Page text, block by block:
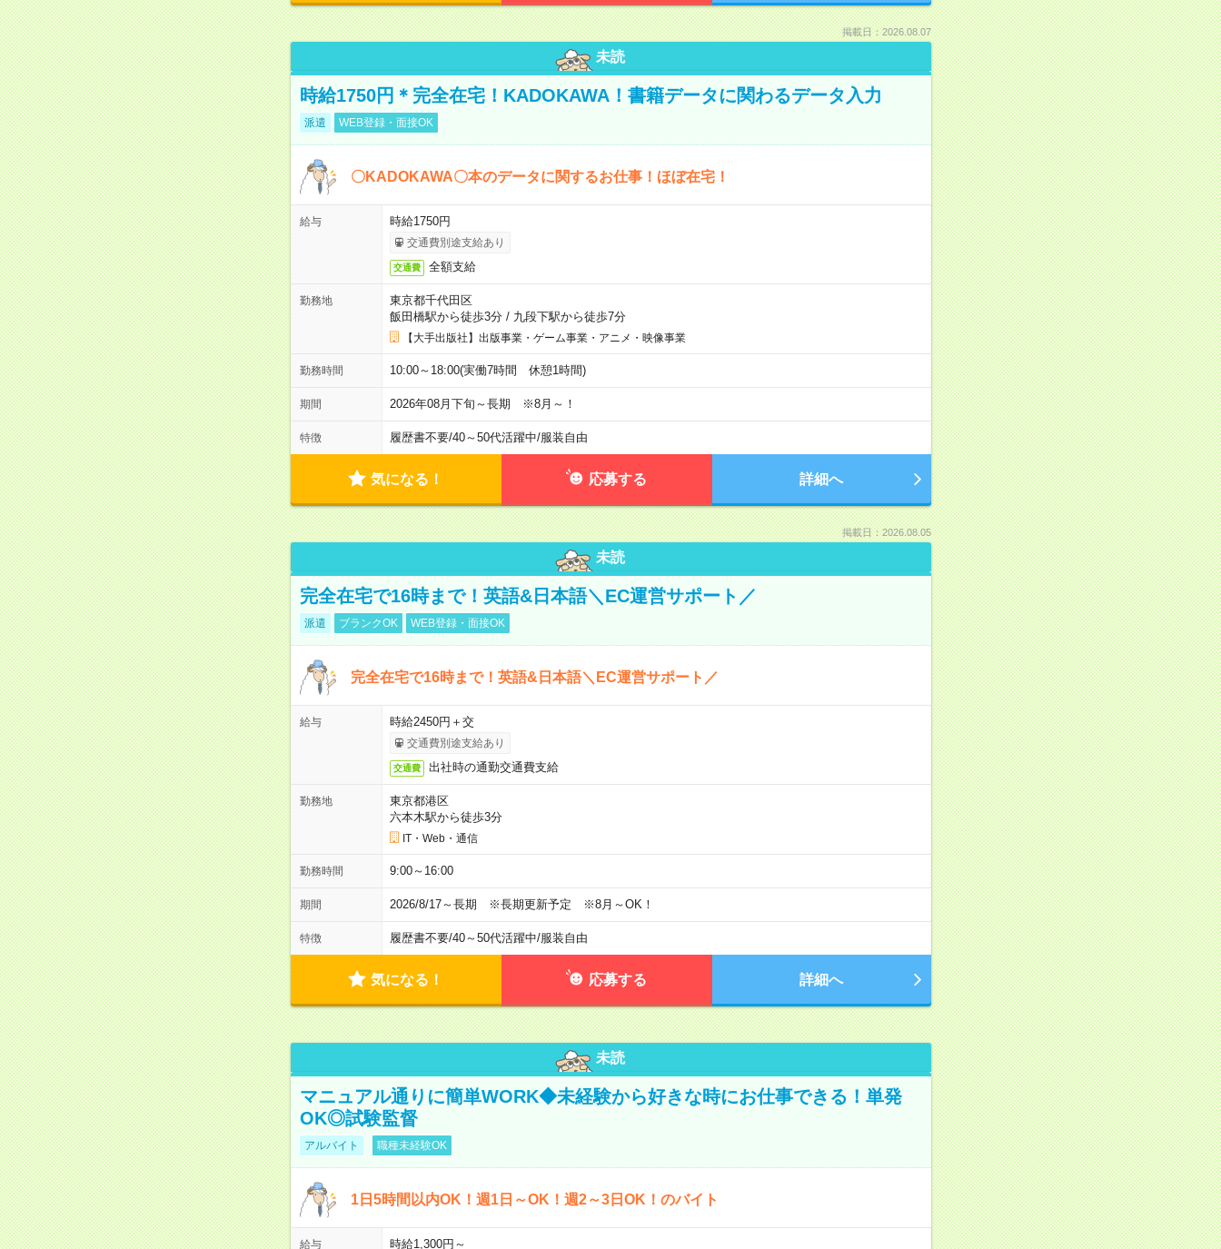
掲載日：2026.08.07
未読
時給1750円＊完全在宅！KADOKAWA！書籍データに関わるデータ入力
派遣 WEB登録・面接OK
〇KADOKAWA〇本のデータに関するお仕事！ほぼ在宅！
給与 時給1750円
交通費別途支給あり
交通費 全額支給
勤務地
東京都千代田区
飯田橋駅から徒歩3分/ 九段下駅から徒歩7分
【大手出版社】出版事業・ゲーム事業・アニメ・映像事業
勤務時間 10:00～18:00(実働7時間 休憩1時間)
期間 2026年08月下旬～長期 ※8月～！
特徴 履歴書不要/40～50代活躍中/服装自由
気になる！ 応募する 詳細へ
掲載日：2026.08.05
未読
完全在宅で16時まで！英語&日本語＼EC運営サポート／
派遣 ブランクOK WEB登録・面接OK
完全在宅で16時まで！英語&日本語＼EC運営サポート／
給与 時給2450円＋交
交通費別途支給あり
交通費 出社時の通勤交通費支給
勤務地
東京都港区
六本木駅から徒歩3分
IT・Web・通信
勤務時間 9:00～16:00
期間 2026/8/17～長期 ※長期更新予定 ※8月～OK！
特徴 履歴書不要/40～50代活躍中/服装自由
気になる！ 応募する 詳細へ
未読
マニュアル通りに簡単WORK◆未経験から好きな時にお仕事できる！単発
OK◎試験監督
アルバイト 職種未経験OK
1日5時間以内OK！週1日～OK！週2～3日OK！のバイト
給与 時給1,300円～